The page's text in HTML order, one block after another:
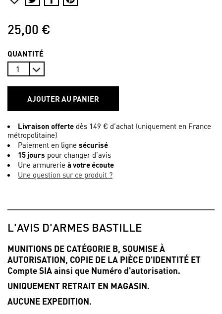
25,00 €
QUANTITÉ
AJOUTER AU PANIER
Livraison offerte dès 149 € d’achat (uniquement en France
métropolitaine)
Paiement en ligne sécurisé
15 jours pour changer d’avis
Une armurerie à votre écoute
Une question sur ce produit ?
L'AVIS D'ARMES BASTILLE
MUNITIONS DE CATÉGORIE B, SOUMISE À
AUTORISATION, COPIE DE LA PIÈCE D'IDENTITÉ ET
Compte SIA ainsi que Numéro d'autorisation.
UNIQUEMENT RETRAIT EN MAGASIN.
AUCUNE EXPEDITION.